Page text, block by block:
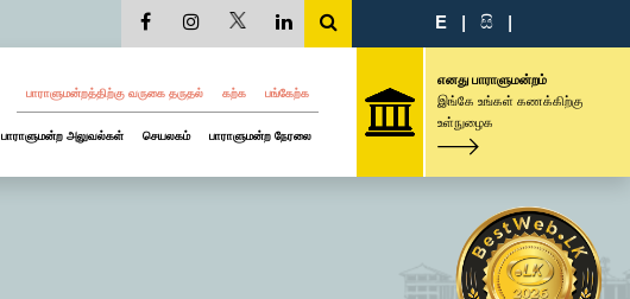
E | සි |
பாராளுமன்றத்திற்கு வருகை தருதல் கற்க பங்கேற்க
பாராளுமன்ற அலுவல்கள் செயலகம் பாராளுமன்ற நேரலை
எனது பாராளுமன்றம்
இங்கே உங்கள் கணக்கிற்கு
உள்நுழைக